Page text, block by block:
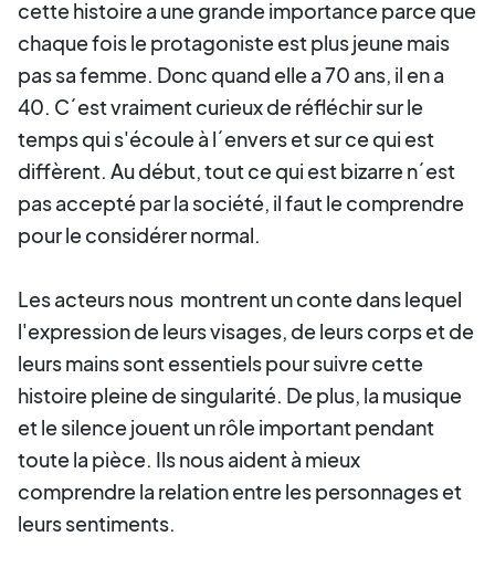
cette histoire a une grande importance parce que
chaque fois le protagoniste est plus jeune mais
pas sa femme. Donc quand elle a 70 ans, il en a
40. C´est vraiment curieux de réfléchir sur le
temps qui s'écoule à l´envers et sur ce qui est
diffèrent. Au début, tout ce qui est bizarre n´est
pas accepté par la société, il faut le comprendre
pour le considérer normal.
Les acteurs nous montrent un conte dans lequel
l'expression de leurs visages, de leurs corps et de
leurs mains sont essentiels pour suivre cette
histoire pleine de singularité. De plus, la musique
et le silence jouent un rôle important pendant
toute la pièce. Ils nous aident à mieux
comprendre la relation entre les personnages et
leurs sentiments.